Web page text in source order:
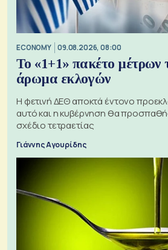
ECONOMY 09.08.2026, 08:00
Το «1+1» πακέτο
άρωμα εκλογών
Η φετινή ΔΕΘ αποκτά έντονο
αυτό και η κυβέρνηση θα
σχέδιο τετραετίας
Γιάννης Αγουρίδης